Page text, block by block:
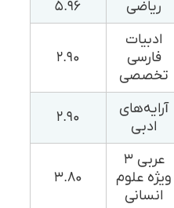
ریاضی
۵.۹۶
ادبیات
فارسی
تخصصی
۲.۹۰
آرایه‌های
ادبی
۲.۹۰
عربی ۳
ویژه علوم
انسانی
۳.۸۰